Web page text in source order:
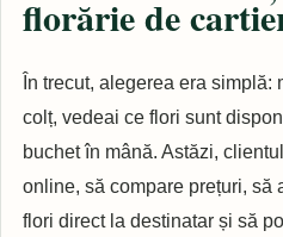
florărie de
În trecut, alegerea era
colț, vedeai ce flori sunt
buchet în mână. Astăzi,
online, să compare prețuri, să
flori direct la destinatar și să